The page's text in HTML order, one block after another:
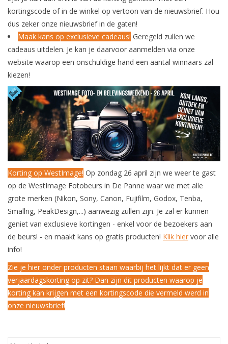
kortingscode of in de winkel op vertoon van de nieuwsbrief. Hou
dus zeker onze nieuwsbrief in de gaten!
Maak kans op exclusieve cadeaus! Geregeld zullen we
cadeaus uitdelen. Je kan je daarvoor aanmelden via onze
website waarop een onschuldige hand een aantal winnaars zal
kiezen!
Korting op WestImage! Op zondag 26 april zijn we weer te gast
op de WestImage Fotobeurs in De Panne waar we met alle
grote merken (Nikon, Sony, Canon, Fujifilm, Godox, Tenba,
Smallrig, PeakDesign,...) aanwezig zullen zijn. Je zal er kunnen
geniet van exclusieve kortingen - enkel voor de bezoekers aan
de beurs! - en maakt kans op gratis producten! Klik hier voor alle
info!
Zie je hier onder producten staan waarbij het lijkt dat er geen
verjaardagskorting op zit? Dan zijn dit producten waarop je
korting kan krijgen met een kortingscode die vermeld werd in
onze nieuwsbrief!